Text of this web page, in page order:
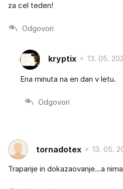
za cel teden!
Odgovori
kryptix 13. 05.
Ena minuta na en dan v letu.
Odgovori
tornadotex 13. 05.
Traparije in dokazaovanje...a